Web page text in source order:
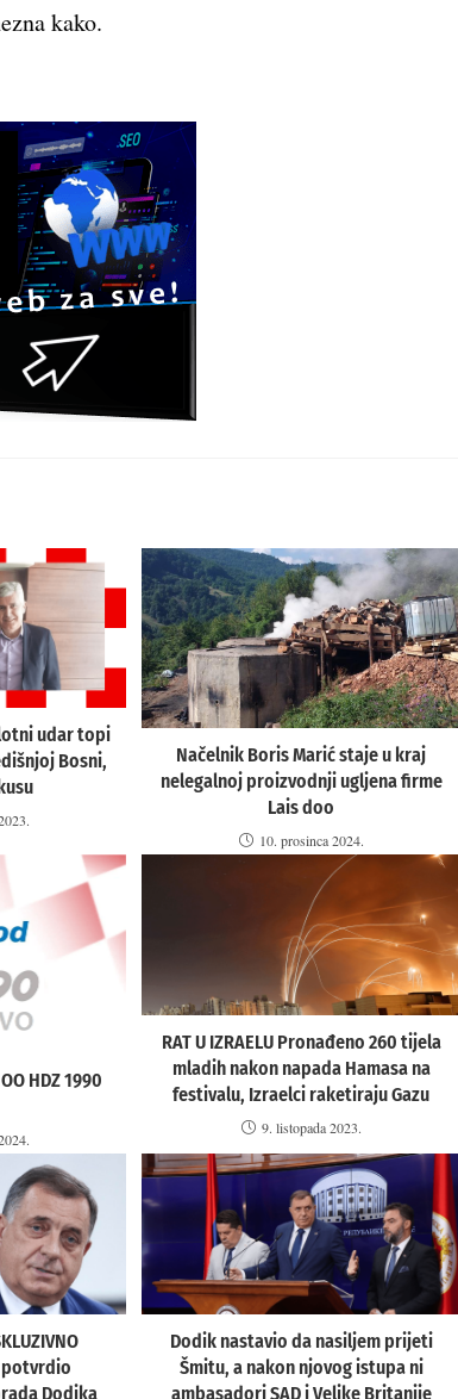
kako.
udar topi
Bosni,
Načelnik Boris Marić staje u kraj
nelegalnoj proizvodnji ugljena firme
Lais doo
10. prosinca 2024.
HDZ 1990
RAT U IZRAELU Pronađeno 260 tijela
mladih nakon napada Hamasa na
festivalu, Izraelci raketiraju Gazu
9. listopada 2023.
potvrdio
Dodika
Dodik nastavio da nasiljem prijeti
Šmitu, a nakon njovog istupa ni
ambasadori SAD i Velike Britanije